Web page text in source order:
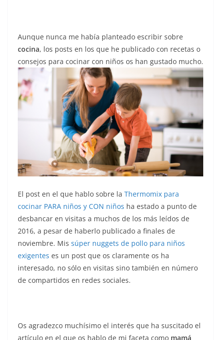
Aunque nunca me había planteado escribir sobre
cocina, los posts en los que he publicado con recetas o
consejos para cocinar con niños os han gustado mucho.
El post en el que hablo sobre la Thermomix para
cocinar PARA niños y CON niños ha estado a punto de
desbancar en visitas a muchos de los más leídos de
2016, a pesar de haberlo publicado a finales de
noviembre. Mis súper nuggets de pollo para niños
exigentes es un post que os claramente os ha
interesado, no sólo en visitas sino también en número
de compartidos en redes sociales.
Os agradezco muchísimo el interés que ha suscitado el
artículo en el que os hablo de mi faceta como mamá